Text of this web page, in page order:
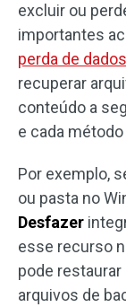
excluir ou
importantes
perda de dados
recuperar
conteúdo a
e cada
Por exemplo,
ou pasta no
Desfazer
esse recurso
pode restaurar
arquivos de